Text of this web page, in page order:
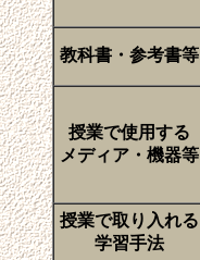
教科書・参考書等
授業で使用する
メディア・機器等
授業で取り入れる
学習手法